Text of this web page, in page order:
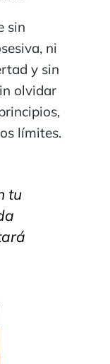
sin
ni
y sin
olvidar
límites.
tu